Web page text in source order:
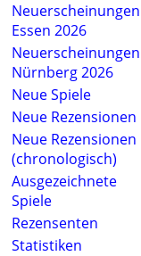
Neuerscheinungen
Essen 2026
Neuerscheinungen
Nürnberg 2026
Neue Spiele
Neue Rezensionen
Neue Rezensionen
(chronologisch)
Ausgezeichnete
Spiele
Rezensenten
Statistiken